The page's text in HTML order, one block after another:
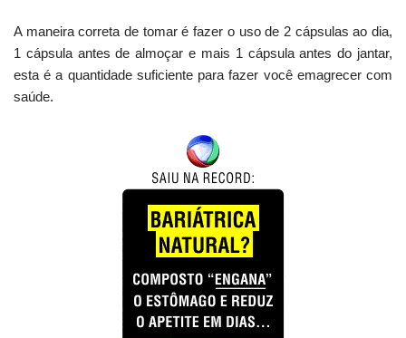
A maneira correta de tomar é fazer o uso de 2 cápsulas ao dia,
1 cápsula antes de almoçar e mais 1 cápsula antes do jantar,
esta é a quantidade suficiente para fazer você emagrecer com
saúde.